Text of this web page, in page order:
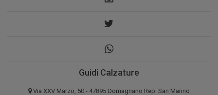
Guidi Calzature
Via XXV Marzo, 50 - 47895 Domagnano Rep. San Marino